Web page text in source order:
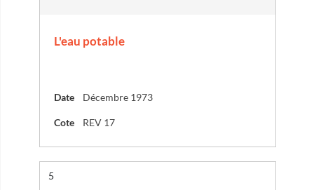
L'eau potable
Date Décembre 1973
Cote REV 17
Résultat n°
5